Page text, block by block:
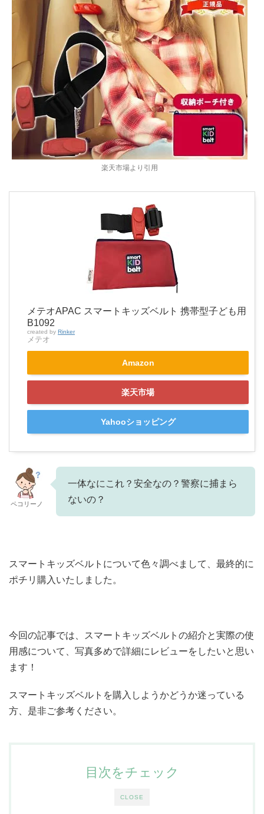
楽天市場より引用
メテオAPAC スマートキッズベルト 携帯型子ども用
B1092
created by Rinker
メテオ
Amazon
楽天市場
Yahooショッピング
ペコリーノ
一体なにこれ？安全なの？警察に捕まら
ないの？
スマートキッズベルトについて色々調べまして、最終的に
ポチリ購入いたしました。
今回の記事では、スマートキッズベルトの紹介と実際の使
用感について、写真多めで詳細にレビューをしたいと思い
ます！
スマートキッズベルトを購入しようかどうか迷っている
方、是非ご参考ください。
CLOSE
目次をチェック